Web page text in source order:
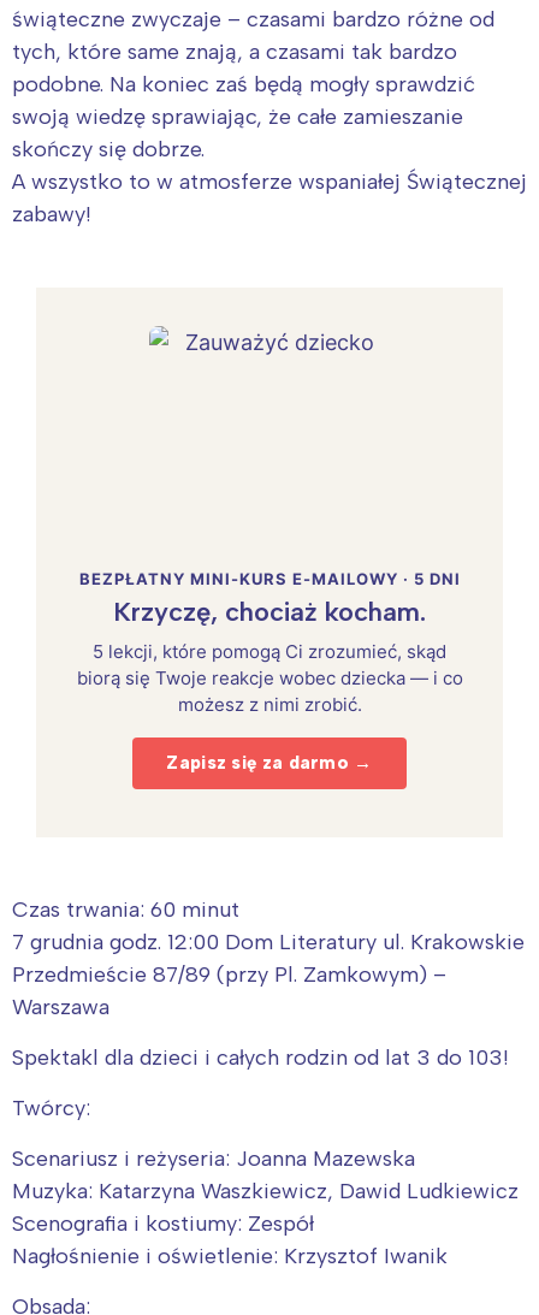
świąteczne zwyczaje – czasami bardzo różne od
tych, które same znają, a czasami tak bardzo
podobne. Na koniec zaś będą mogły sprawdzić
swoją wiedzę sprawiając, że całe zamieszanie
skończy się dobrze.
A wszystko to w atmosferze wspaniałej Świątecznej
zabawy!
BEZPŁATNY MINI-KURS E-MAILOWY · 5 DNI
Krzyczę, chociaż kocham.
5 lekcji, które pomogą Ci zrozumieć, skąd
biorą się Twoje reakcje wobec dziecka — i co
możesz z nimi zrobić.
Zapisz się za darmo →
Czas trwania: 60 minut
7 grudnia godz. 12:00 Dom Literatury ul. Krakowskie
Przedmieście 87/89 (przy Pl. Zamkowym) –
Warszawa
Spektakl dla dzieci i całych rodzin od lat 3 do 103!
Twórcy:
Scenariusz i reżyseria: Joanna Mazewska
Muzyka: Katarzyna Waszkiewicz, Dawid Ludkiewicz
Scenografia i kostiumy: Zespół
Nagłośnienie i oświetlenie: Krzysztof Iwanik
Obsada:
Interesują mnie wydarzenia z
tego regionu: